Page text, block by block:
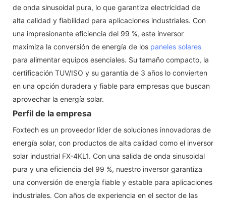
de onda sinusoidal pura, lo que garantiza electricidad de
alta calidad y fiabilidad para aplicaciones industriales. Con
una impresionante eficiencia del 99 %, este inversor
maximiza la conversión de energía de los paneles solares
para alimentar equipos esenciales. Su tamaño compacto, la
certificación TUV/ISO y su garantía de 3 años lo convierten
en una opción duradera y fiable para empresas que buscan
aprovechar la energía solar.
Perfil de la empresa
Foxtech es un proveedor líder de soluciones innovadoras de
energía solar, con productos de alta calidad como el inversor
solar industrial FX-4KL1. Con una salida de onda sinusoidal
pura y una eficiencia del 99 %, nuestro inversor garantiza
una conversión de energía fiable y estable para aplicaciones
industriales. Con años de experiencia en el sector de las